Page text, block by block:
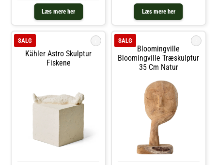
Læs mere her
bringer naturen indendørs med
kunstnerisk raffinement. Dette
personlige dekorationsobjekt vis
Læs mere her
Kähler Astro Skulptur
Fiskene
SALG
Bloomingville
Bloomingville Træskulptur
35 Cm Natur
SALG